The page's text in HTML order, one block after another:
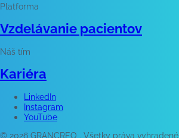
Platforma
Vzdelávanie pacientov
Náš tím
Kariéra
LinkedIn
Instagram
YouTube
© 2026 GRANCREO . Všetky práva vyhradené